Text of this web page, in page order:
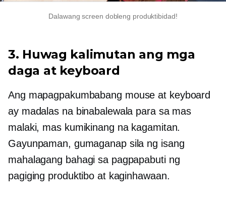
Dalawang screen dobleng produktibidad!
3. Huwag kalimutan ang mga
daga at keyboard
Ang mapagpakumbabang mouse at keyboard
ay madalas na binabalewala para sa mas
malaki, mas kumikinang na kagamitan.
Gayunpaman, gumaganap sila ng isang
mahalagang bahagi sa pagpapabuti ng
pagiging produktibo at kaginhawaan.